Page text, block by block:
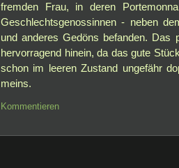
fremden Frau, in deren
Geschlechtsgenossinnen - neben
und anderes Gedöns befanden. Das
hervorragend hinein, da das gute
schon im leeren Zustand ungefähr
meins.
Kommentieren